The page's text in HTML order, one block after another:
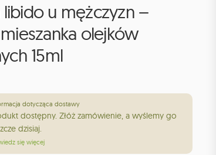
libido u mężczyzn –
olejków
15ml
dotycząca dostawy
dostępny. Złóż zamówienie, a wyślemy go
dzisiaj.
się więcej